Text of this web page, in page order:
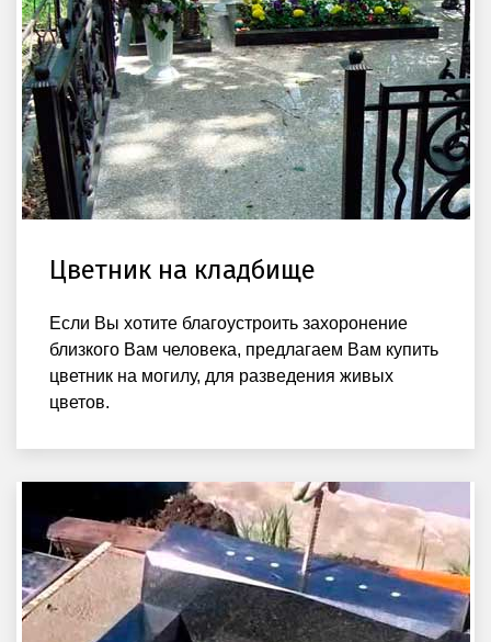
Цветник на кладбище
Если Вы хотите благоустроить захоронение
близкого Вам человека, предлагаем Вам купить
цветник на могилу, для разведения живых
цветов.